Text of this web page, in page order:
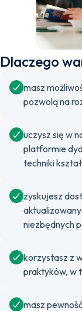
Dlaczego
masz
pozwolą na
uczysz się w
platformie
techniki
zyskujesz
niezbędnych
korzystasz z
praktyków, w
masz